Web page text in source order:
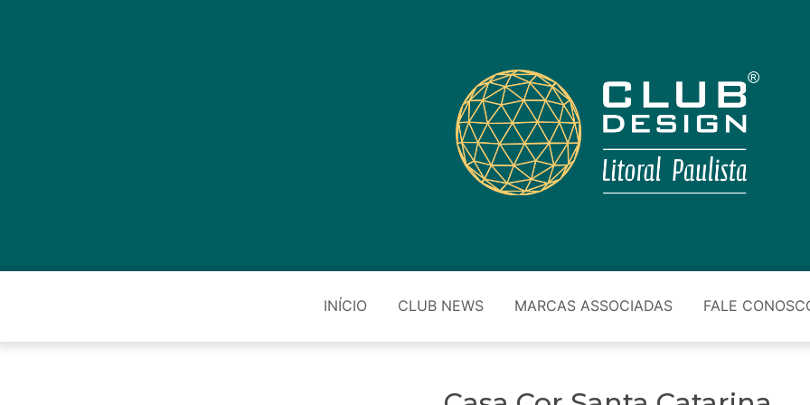
INÍCIO CLUB NEWS MARCAS ASSOCIADAS FALE